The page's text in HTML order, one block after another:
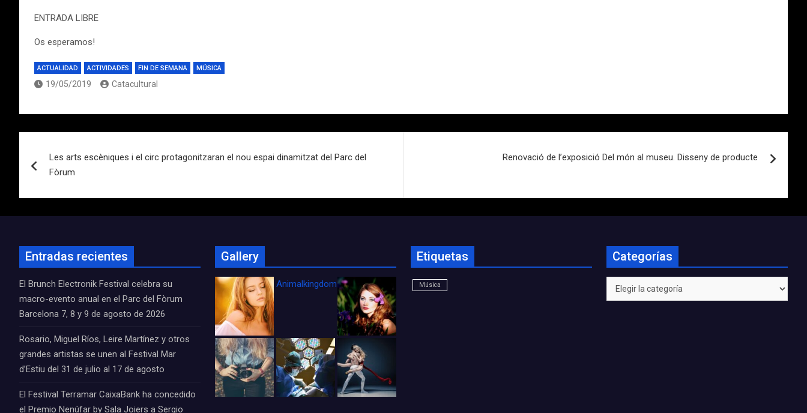
ENTRADA LIBRE
Os esperamos!
ACTUALIDAD ACTIVIDADES FIN DE SEMANA MÚSICA
19/05/2019 Catacultural
de
entradas
Les arts escèniques i el circ protagonitzaran el nou espai dinamitzat del Parc del
Fòrum
Renovació de l’exposició Del món al museu. Disseny de producte
Entradas recientes
El Brunch Electronik Festival celebra su
macro-evento anual en el Parc del Fòrum
Barcelona 7, 8 y 9 de agosto de 2026
Rosario, Miguel Ríos, Leire Martínez y otros
grandes artistas se unen al Festival Mar
d’Estiu del 31 de julio al 17 de agosto
El Festival Terramar CaixaBank ha concedido
el Premio Nenúfar by Sala Joiers a Sergio
Gallery
Animalkingdom_FichaCine
Etiquetas
Música
Categorías
Categorías